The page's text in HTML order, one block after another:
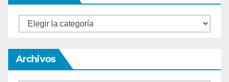
Categorías
Archivos